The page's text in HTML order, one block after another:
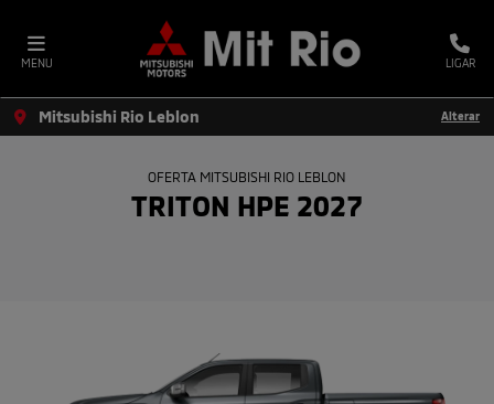
MENU LIGAR
Mitsubishi Rio Leblon Alterar
OFERTA MITSUBISHI RIO LEBLON
TRITON HPE 2027